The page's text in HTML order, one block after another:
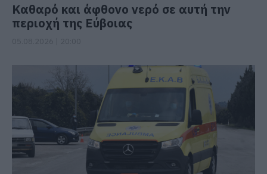
Καθαρό και άφθονο νερό σε αυτή την
περιοχή της Εύβοιας